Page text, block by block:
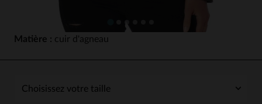
Matière : cuir d'agneau